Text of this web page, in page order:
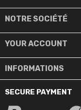
NOTRE SOCIÉTÉ
YOUR ACCOUNT
INFORMATIONS
SECURE PAYMENT